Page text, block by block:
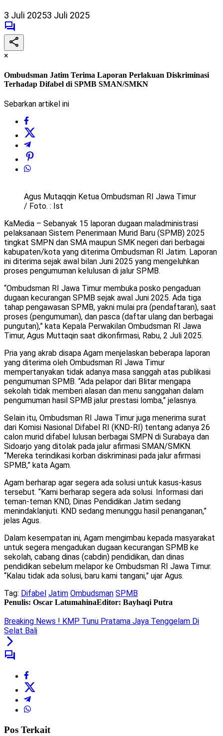
3 Juli 20253 Juli 2025
×
Ombudsman Jatim Terima Laporan Perlakuan Diskriminasi
Terhadap Difabel di SPMB SMAN/SMKN
Sebarkan artikel ini
Agus Mutaqqin Ketua Ombudsman RI Jawa Timur
/ Foto. : Ist
KaMedia – Sebanyak 15 laporan dugaan maladministrasi
pelaksanaan Sistem Penerimaan Murid Baru (SPMB) 2025
tingkat SMPN dan SMA maupun SMK negeri dari berbagai
kabupaten/kota yang diterima Ombudsman RI Jatim. Laporan
ini diterima sejak awal bilan Juni 2025 yang mengeluhkan
proses pengumuman kelulusan di jalur SPMB.
“Ombudsman RI Jawa Timur membuka posko pengaduan
dugaan kecurangan SPMB sejak awal Juni 2025. Ada tiga
tahap pengawasan SPMB, yakni mulai pra (pendaftaran), saat
proses (pengumuman), dan pasca (daftar ulang dan berbagai
pungutan),” kata Kepala Perwakilan Ombudsman RI Jawa
Timur, Agus Muttaqin saat dikonfirmasi, Rabu, 2 Juli 2025.
Pria yang akrab disapa Agam menjelaskan beberapa laporan
yang diterima oleh Ombudsman RI Jawa Timur
mempertanyakan tidak adanya masa sanggah atas publikasi
pengumuman SPMB. “Ada pelapor dari Blitar mengapa
sekolah tidak memberi alasan dan menu sanggahan dalam
pengumuman hasil SPMB jalur prestasi lomba,” jelasnya.
Selain itu, Ombudsman RI Jawa Timur juga menerima surat
dari Komisi Nasional Difabel RI (KND-RI) tentang adanya 26
calon murid difabel lulusan berbagai SMPN di Surabaya dan
Sidoarjo yang ditolak pada jalur afirmasi SMAN/SMKN.
“Mereka terindikasi korban diskriminasi pada jalur afirmasi
SPMB,” kata Agam.
Agam berharap agar segera ada solusi untuk kasus-kasus
tersebut. “Kami berharap segera ada solusi. Informasi dari
teman-teman KND, Dinas Pendidikan Jatim sedang
menindaklanjuti. KND sedang menunggu hasil penanganan,”
jelas Agus.
Dalam kesempatan ini, Agam mengimbau kepada masyarakat
untuk segera mengadukan dugaan kecurangan SPMB ke
sekolah, cabang dinas (cabdin) pendidikan, dan dinas
pendidikan sebelum melapor ke Ombudsman RI Jawa Timur.
“Kalau tidak ada solusi, baru kami tangani,” ujar Agus.
Tag: Difabel Jatim Ombudsman SPMB
Penulis: Oscar LatumahinaEditor: Bayhaqi Putra
Breaking News ! KMP Tunu Pratama Jaya Tenggelam Di
Selat Bali
Pos Terkait